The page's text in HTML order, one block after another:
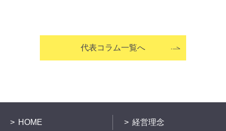
代表コラム一覧へ
HOME 経営理念